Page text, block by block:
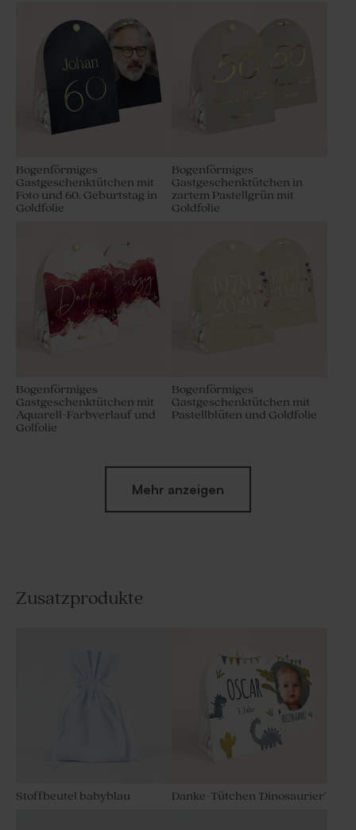
Bogenförmiges
Gastgeschenktütchen mit
Foto und 60. Geburtstag in
Goldfolie
Bogenförmiges
Gastgeschenktütchen in
zartem Pastellgrün mit
Goldfolie
Bogenförmiges
Gastgeschenktütchen mit
Aquarell-Farbverlauf und
Golfolie
Bogenförmiges
Gastgeschenktütchen mit
Pastellblüten und Goldfolie
Laterne in Goldfolie
Mehr anzeigen
Zusatzprodukte
Stoffbeutel babyblau Danke-Tütchen 'Dinosaurier'